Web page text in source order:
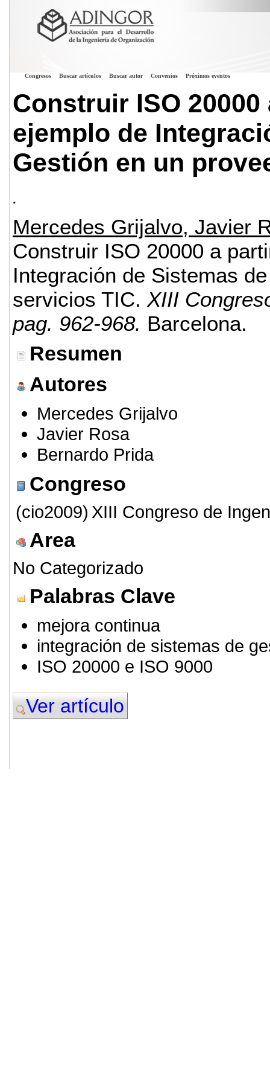
Congresos Buscar artículos Buscar autor Convenios Próximos eventos
Construir ISO
ejemplo de
Gestión en un
.
Mercedes Grijalvo, Javier
Construir ISO 20000 a
Integración de Sistemas
servicios TIC. XIII
pag. 962-968. Barcelona.
Resumen
Autores
Mercedes Grijalvo
Javier Rosa
Bernardo Prida
Congreso
(cio2009) XIII Congreso de
Area
No Categorizado
Palabras Clave
mejora continua
integración de sistemas de
ISO 20000 e ISO 9000
Ver artículo